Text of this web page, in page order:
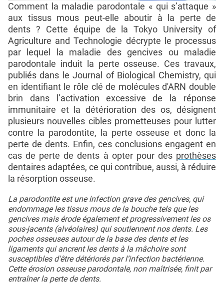
Comment la maladie parodontale « qui s’attaque »
aux tissus mous peut-elle aboutir à la perte de
dents ? Cette équipe de la Tokyo University of
Agriculture and Technologie décrypte le processus
par lequel la maladie des gencives ou maladie
parodontale induit la perte osseuse. Ces travaux,
publiés dans le Journal of Biological Chemistry, qui
en identifiant le rôle clé de molécules d'ARN double
brin dans l’activation excessive de la réponse
immunitaire et la détérioration des os, désignent
plusieurs nouvelles cibles prometteuses pour lutter
contre la parodontite, la perte osseuse et donc la
perte de dents. Enfin, ces conclusions engagent en
cas de perte de dents à opter pour des prothèses
dentaires adaptées, ce qui contribue, aussi, à réduire
la résorption osseuse.
La parodontite est une infection grave des gencives, qui
endommage les tissus mous de la bouche tels que les
gencives mais érode également et progressivement les os
sous-jacents (alvéolaires) qui soutiennent nos dents. Les
poches osseuses autour de la base des dents et les
ligaments qui ancrent les dents à la mâchoire sont
susceptibles d'être détériorés par l’infection bactérienne.
Cette érosion osseuse parodontale, non maîtrisée, finit par
entraîner la perte de dents.